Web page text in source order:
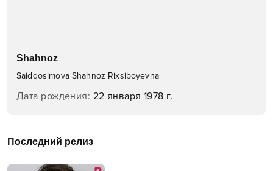
Shahnoz
Saidqosimova Shahnoz Rixsiboyevna
Дата рождения: 22 января 1978 г.
Последний релиз